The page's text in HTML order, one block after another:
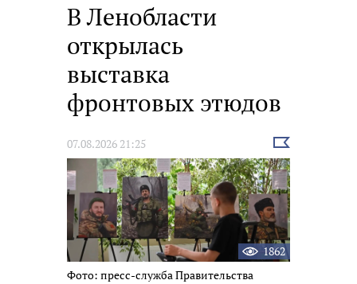
В Ленобласти
открылась
выставка
фронтовых этюдов
07.08.2026 21:25
Выбрать
новость
1862
Фото: пресс-служба Правительства